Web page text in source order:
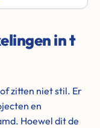
in t
zitten niet stil. Er
en
Hoewel dit de